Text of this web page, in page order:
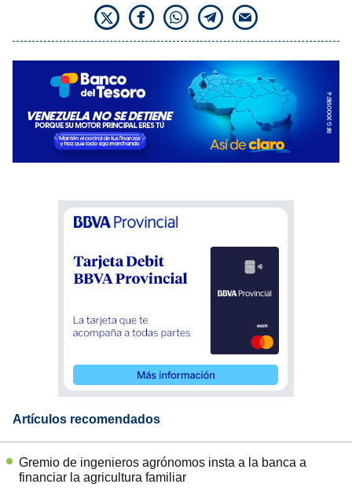
Artículos recomendados
Gremio de ingenieros agrónomos insta a la banca a
financiar la agricultura familiar